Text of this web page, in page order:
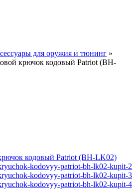
для оружия и тюнинг »
крючок кодовый Patriot (BH-